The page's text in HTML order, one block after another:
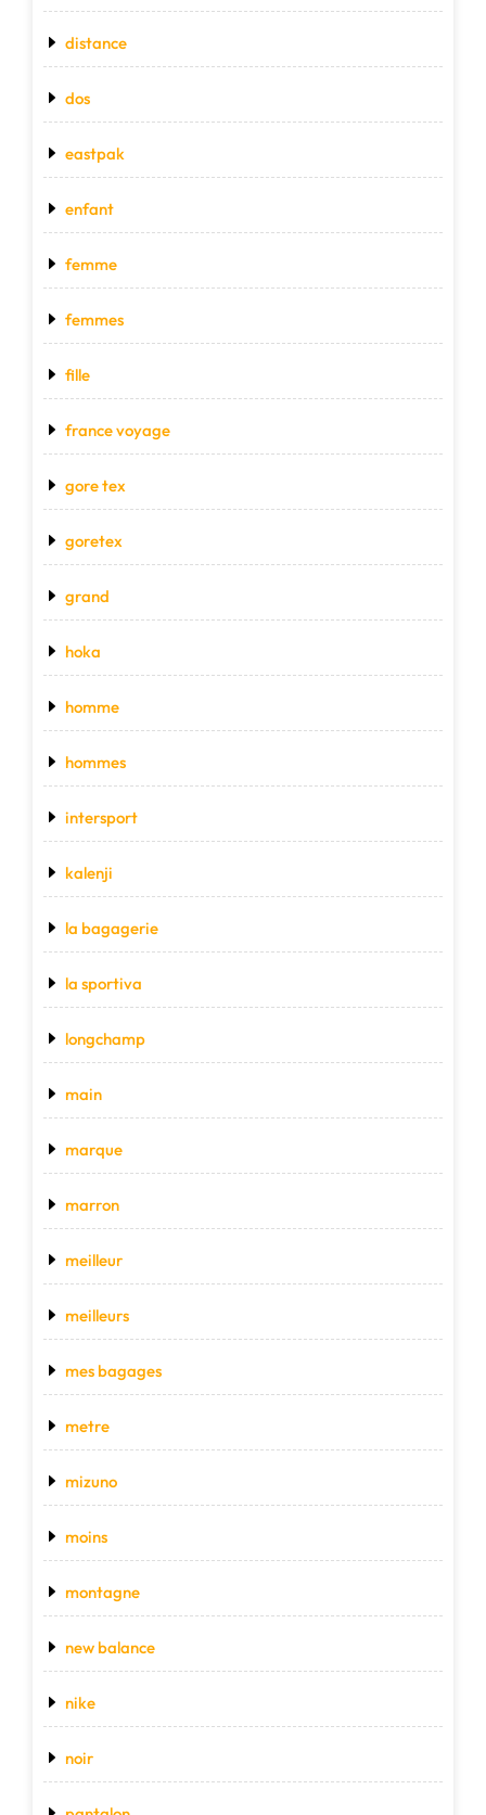
distance
dos
eastpak
enfant
femme
femmes
fille
france voyage
gore tex
goretex
grand
hoka
homme
hommes
intersport
kalenji
la bagagerie
la sportiva
longchamp
main
marque
marron
meilleur
meilleurs
mes bagages
metre
mizuno
moins
montagne
new balance
nike
noir